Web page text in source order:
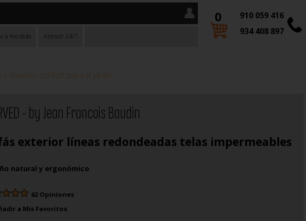
910 059 416
934 408 897
0
a medida Asesor 24/7
máximo confort para el jardín
- by Jean Francois Baudin
exterior líneas redondeadas telas impermeables
natural y ergonómico
62 Opiniones
a Mis Favoritos